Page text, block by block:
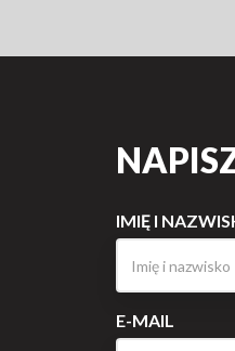
IMIĘ I
E-MAIL